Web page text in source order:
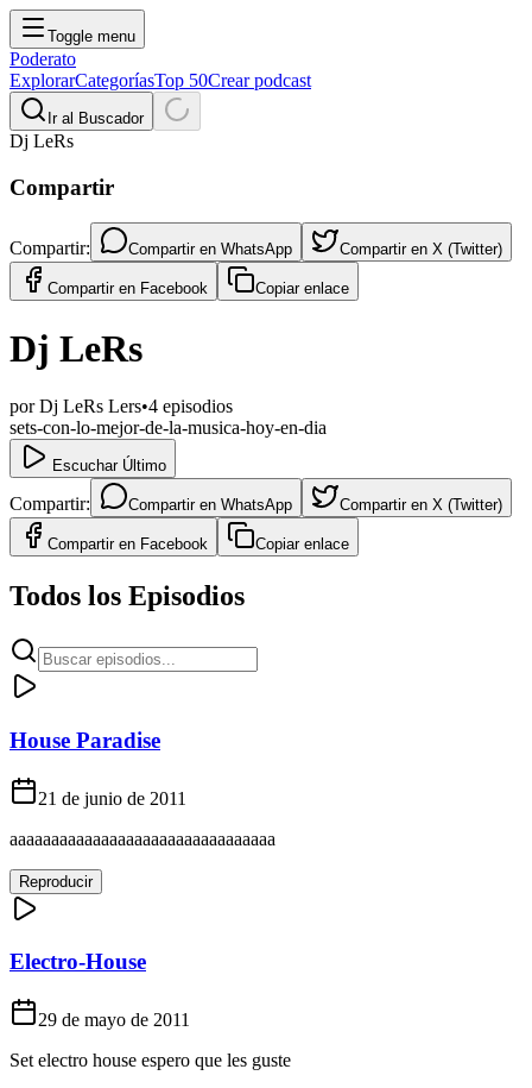
Toggle menu
Poderato
ExplorarCategoríasTop 50Crear podcast
Ir al Buscador
Dj LeRs
Compartir
Compartir: Compartir en WhatsApp Compartir en X (Twitter)
Compartir en Facebook Copiar enlace
Dj LeRs
porDj LeRs Lers•4 episodios
sets-con-lo-mejor-de-la-musica-hoy-en-dia
Escuchar Último
Compartir: Compartir en WhatsApp Compartir en X (Twitter)
Compartir en Facebook Copiar enlace
Todos los Episodios
House Paradise
21 de junio de 2011
aaaaaaaaaaaaaaaaaaaaaaaaaaaaaaaa
Reproducir
Electro-House
29 de mayo de 2011
Set electro house espero que les guste